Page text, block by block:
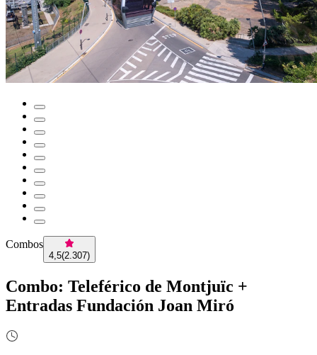
Combos
4,5(2.307)
Combo: Teleférico de Montjuïc +
Entradas Fundación Joan Miró